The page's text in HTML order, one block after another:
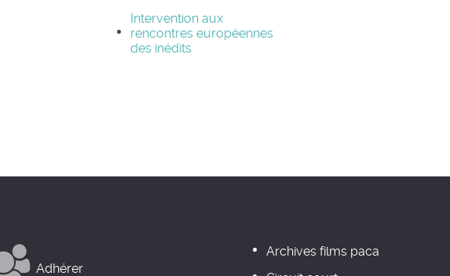
Intervention aux
rencontres européennes
des inédits
Adhérer
Archives films paca